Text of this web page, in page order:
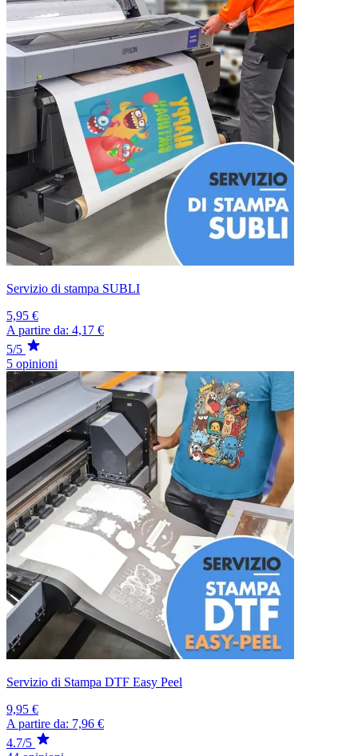
Servizio di stampa SUBLI
5,95 €
A partire da: 4,17 €
5/5
5 opinioni
Servizio di Stampa DTF Easy Peel
9,95 €
A partire da: 7,96 €
4.7/5